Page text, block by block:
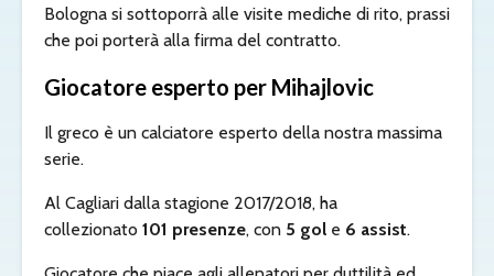
Bologna si sottoporrà alle visite mediche di rito, prassi
che poi porterà alla firma del contratto.
Giocatore esperto per Mihajlovic
Il greco è un calciatore esperto della nostra massima
serie.
Al Cagliari dalla stagione 2017/2018, ha
collezionato 101 presenze, con 5 gol e 6 assist.